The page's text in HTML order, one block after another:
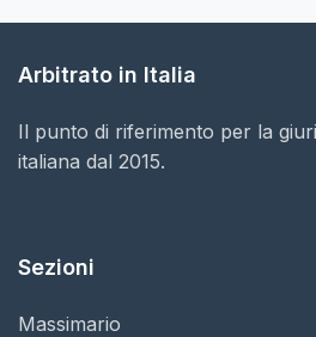
Arbitrato in Italia
Il punto di riferimento per la
italiana dal 2015.
Sezioni
Massimario